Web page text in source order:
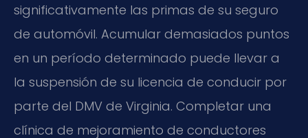
significativamente las primas de su seguro
de automóvil. Acumular demasiados puntos
en un período determinado puede llevar a
la suspensión de su licencia de conducir por
parte del DMV de Virginia. Completar una
clínica de mejoramiento de conductores